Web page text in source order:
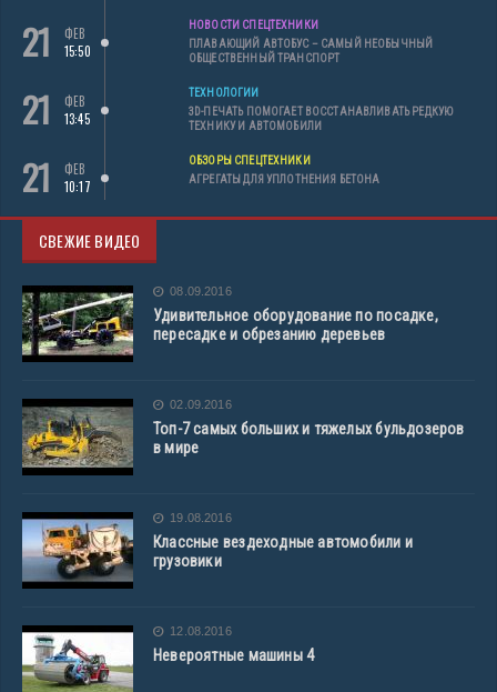
21
ФЕВ
15:50
НОВОСТИ СПЕЦТЕХНИКИ
ПЛАВАЮЩИЙ АВТОБУС – САМЫЙ НЕОБЫЧНЫЙ
ОБЩЕСТВЕННЫЙ ТРАНСПОРТ
21
ФЕВ
13:45
ТЕХНОЛОГИИ
3D-ПЕЧАТЬ ПОМОГАЕТ ВОССТАНАВЛИВАТЬ РЕДКУЮ
ТЕХНИКУ И АВТОМОБИЛИ
21
ФЕВ
10:17
ОБЗОРЫ СПЕЦТЕХНИКИ
АГРЕГАТЫ ДЛЯ УПЛОТНЕНИЯ БЕТОНА
СВЕЖИЕ ВИДЕО
08.09.2016
Удивительное оборудование по посадке,
пересадке и обрезанию деревьев
02.09.2016
Топ-7 самых больших и тяжелых бульдозеров
в мире
19.08.2016
Классные вездеходные автомобили и
грузовики
12.08.2016
Невероятные машины 4